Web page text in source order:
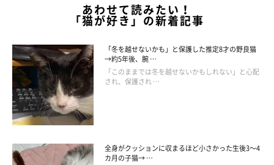
ガリレオ温度計と蝉時雨
あわせて読みたい！
「猫が好き」の新着記事
「冬を越せないかも」と保護した推定8才の野良猫
→約5年後、腕 …
「このままでは冬を越せないかもしれない」と心配
され、保護され …
全身がクッションに収まるほど小さかった生後3～4
カ月の子猫→ …